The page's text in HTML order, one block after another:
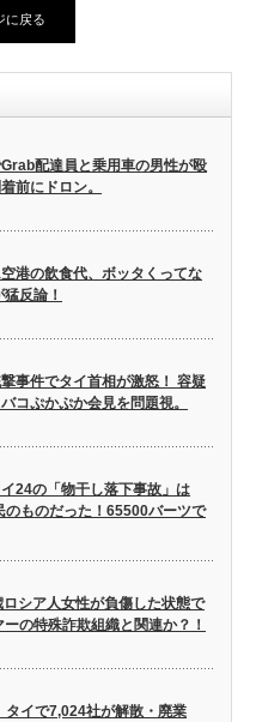
に戻る
配達員と乗用車の男性が殴
前にドロン。
港の飲食代、ボッタくってな
反論！
事件でタイ首相が激怒！ 容疑
コぷかぷか会見を問題視。
24の「物干し落下事故」は
のものだった！65500バーツで
シア人女性が負傷した状態で
の特殊詐欺組織と関連か？！
タイで7,024社が解散・廃業